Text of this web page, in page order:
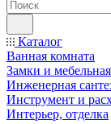
Каталог
Ванная комната
Замки и
Инженерная
Инструмент и
Интерьер, отделка